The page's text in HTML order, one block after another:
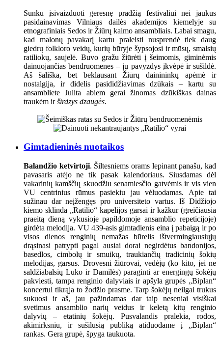
Sunku įsivaizduoti geresnę pradžią festivaliui nei jaukus
pasidainavimas Vilniaus dailės akademijos kiemelyje su
etnografiniais Sedos ir Žiūrų kaimo ansambliais. Labai smagu,
kad malonų pavakarį kartu praleisti nusprendė tiek daug
giedrų folkloro veidų, kurių būryje šypsojosi ir mūsų, smalsių
ratiliokų, saujelė. Buvo gražu žiūrėti į šeimomis, giminėmis
dainuojančias bendruomenes – jų pavyzdys įkvėpė ir sušildė.
Aš šališka, bet beklausant Žiūrų dainininkų apėmė ir
nostalgija, ir didelis pasididžiavimas dzūkais – kartu su
ansambliete Julita abiem gerai žinomas dzūkiškas dainas
traukėm irširdzys dzaugės.
Gimtadieninės nuotaikos
Balandžio ketvirtoji. Šiltesniems orams lepinant panašu, kad
pavasaris atėjo ne tik pasak kalendoriaus. Siusdamas dėl
vakarinių kamščių skuodžiu senamiesčio gatvėmis ir vis vien
VU centrinius rūmus pasiekiu jau vėluodamas. Apie tai
sužinau dar neįžengęs pro universiteto vartus. Iš Didžiojo
kiemo sklinda „Ratilio“ kapelijos garsai ir kažkur (greičiausia
praeitą dieną vykusioje papildomoje ansamblio repeticijoje)
girdėta melodija. VU 439-asis gimtadienis eina į pabaigą ir po
visos dienos renginių nemažas būrelis ištvermingiausiųjų
drąsinasi patrypti pagal ausiai dorai negirdėtus bandonijos,
basedlos, cimbolų ir smuikų, traukiančių tradicinių šokių
melodijas, garsus. Drovesni žiūrovai, vedėjų (ko kito, jei ne
saldžiabalsių Luko ir Damilės) paraginti ar energingų šokėjų
pakviesti, tampa renginio dalyviais ir apšyla grupės „Biplan“
koncertui tikrąja to žodžio prasme. Tarp šokėjų neilgai trukus
sukuosi ir aš, jau pažindamas dar taip neseniai visiškai
svetimus ansamblio narių veidus ir keletą kitų renginio
dalyvių – etatinių šokėjų. Pusvalandis pralekia, rodos,
akimirksniu, ir sušilusią publiką atiduodame į „Biplan“
rankas. Gera grupė, špyga taukuota.